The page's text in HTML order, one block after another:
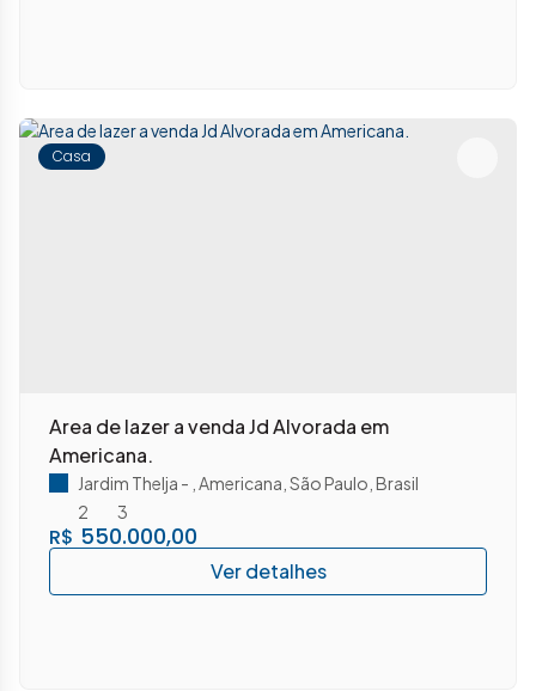
Casa
Area de lazer a venda Jd Alvorada em
Americana.
R$ 550.000,00
Jardim Thelja Americana São Paulo Brasil
2
3